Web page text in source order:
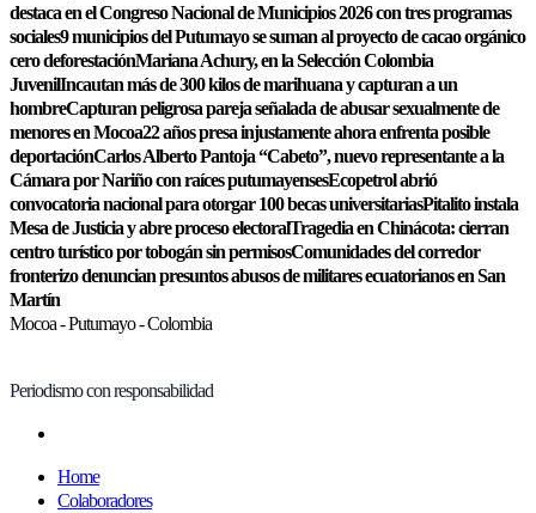
destaca en el Congreso Nacional de Municipios 2026 con tres programas
sociales9 municipios del Putumayo se suman al proyecto de cacao orgánico
cero deforestaciónMariana Achury, en la Selección Colombia
JuvenilIncautan más de 300 kilos de marihuana y capturan a un
hombreCapturan peligrosa pareja señalada de abusar sexualmente de
menores en Mocoa22 años presa injustamente ahora enfrenta posible
deportaciónCarlos Alberto Pantoja “Cabeto”, nuevo representante a la
Cámara por Nariño con raíces putumayensesEcopetrol abrió
convocatoria nacional para otorgar 100 becas universitariasPitalito instala
Mesa de Justicia y abre proceso electoralTragedia en Chinácota: cierran
centro turístico por tobogán sin permisosComunidades del corredor
fronterizo denuncian presuntos abusos de militares ecuatorianos en San
Martín
Mocoa - Putumayo - Colombia
Periodismo con responsabilidad
Home
Colaboradores